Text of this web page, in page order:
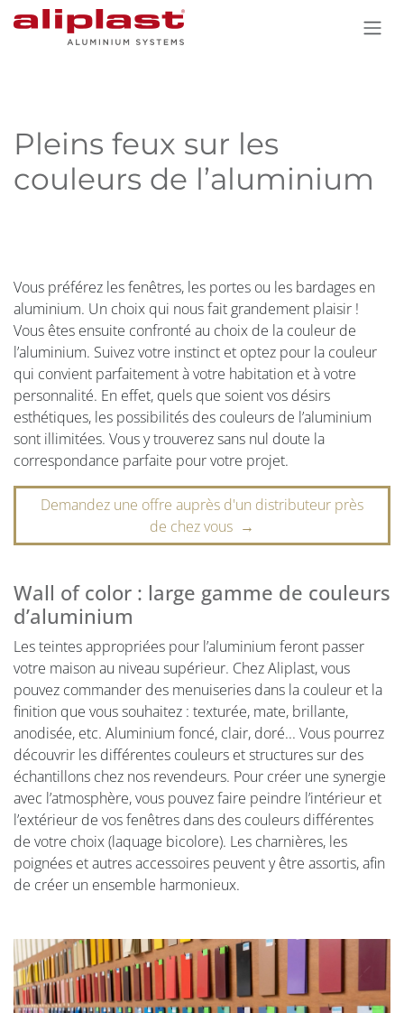
Se rendre au contenu
Pleins feux sur les
couleurs de l’aluminium
Vous préférez les fenêtres, les portes ou les bardages en
aluminium. Un choix qui nous fait grandement plaisir !
Vous êtes ensuite confronté au choix de la couleur de
l’aluminium. Suivez votre instinct et optez pour la couleur
qui convient parfaitement à votre habitation et à votre
personnalité. En effet, quels que soient vos désirs
esthétiques, les possibilités des couleurs de l’aluminium
sont illimitées. Vous y trouverez sans nul doute la
correspondance parfaite pour votre projet.
Demandez une offre auprès d'un distributeur près
de chez vous →
Wall of color : large gamme de couleurs
d’aluminium
Les teintes appropriées pour l’aluminium feront passer
votre maison au niveau supérieur. Chez Aliplast, vous
pouvez commander des menuiseries dans la couleur et la
finition que vous souhaitez : texturée, mate, brillante,
anodisée, etc. Aluminium foncé, clair, doré... Vous pourrez
découvrir les différentes couleurs et structures sur des
échantillons chez nos revendeurs. Pour créer une synergie
avec l’atmosphère, vous pouvez faire peindre l’intérieur et
l’extérieur de vos fenêtres dans des couleurs différentes
de votre choix (laquage bicolore). Les charnières, les
poignées et autres accessoires peuvent y être assortis, afin
de créer un ensemble harmonieux.